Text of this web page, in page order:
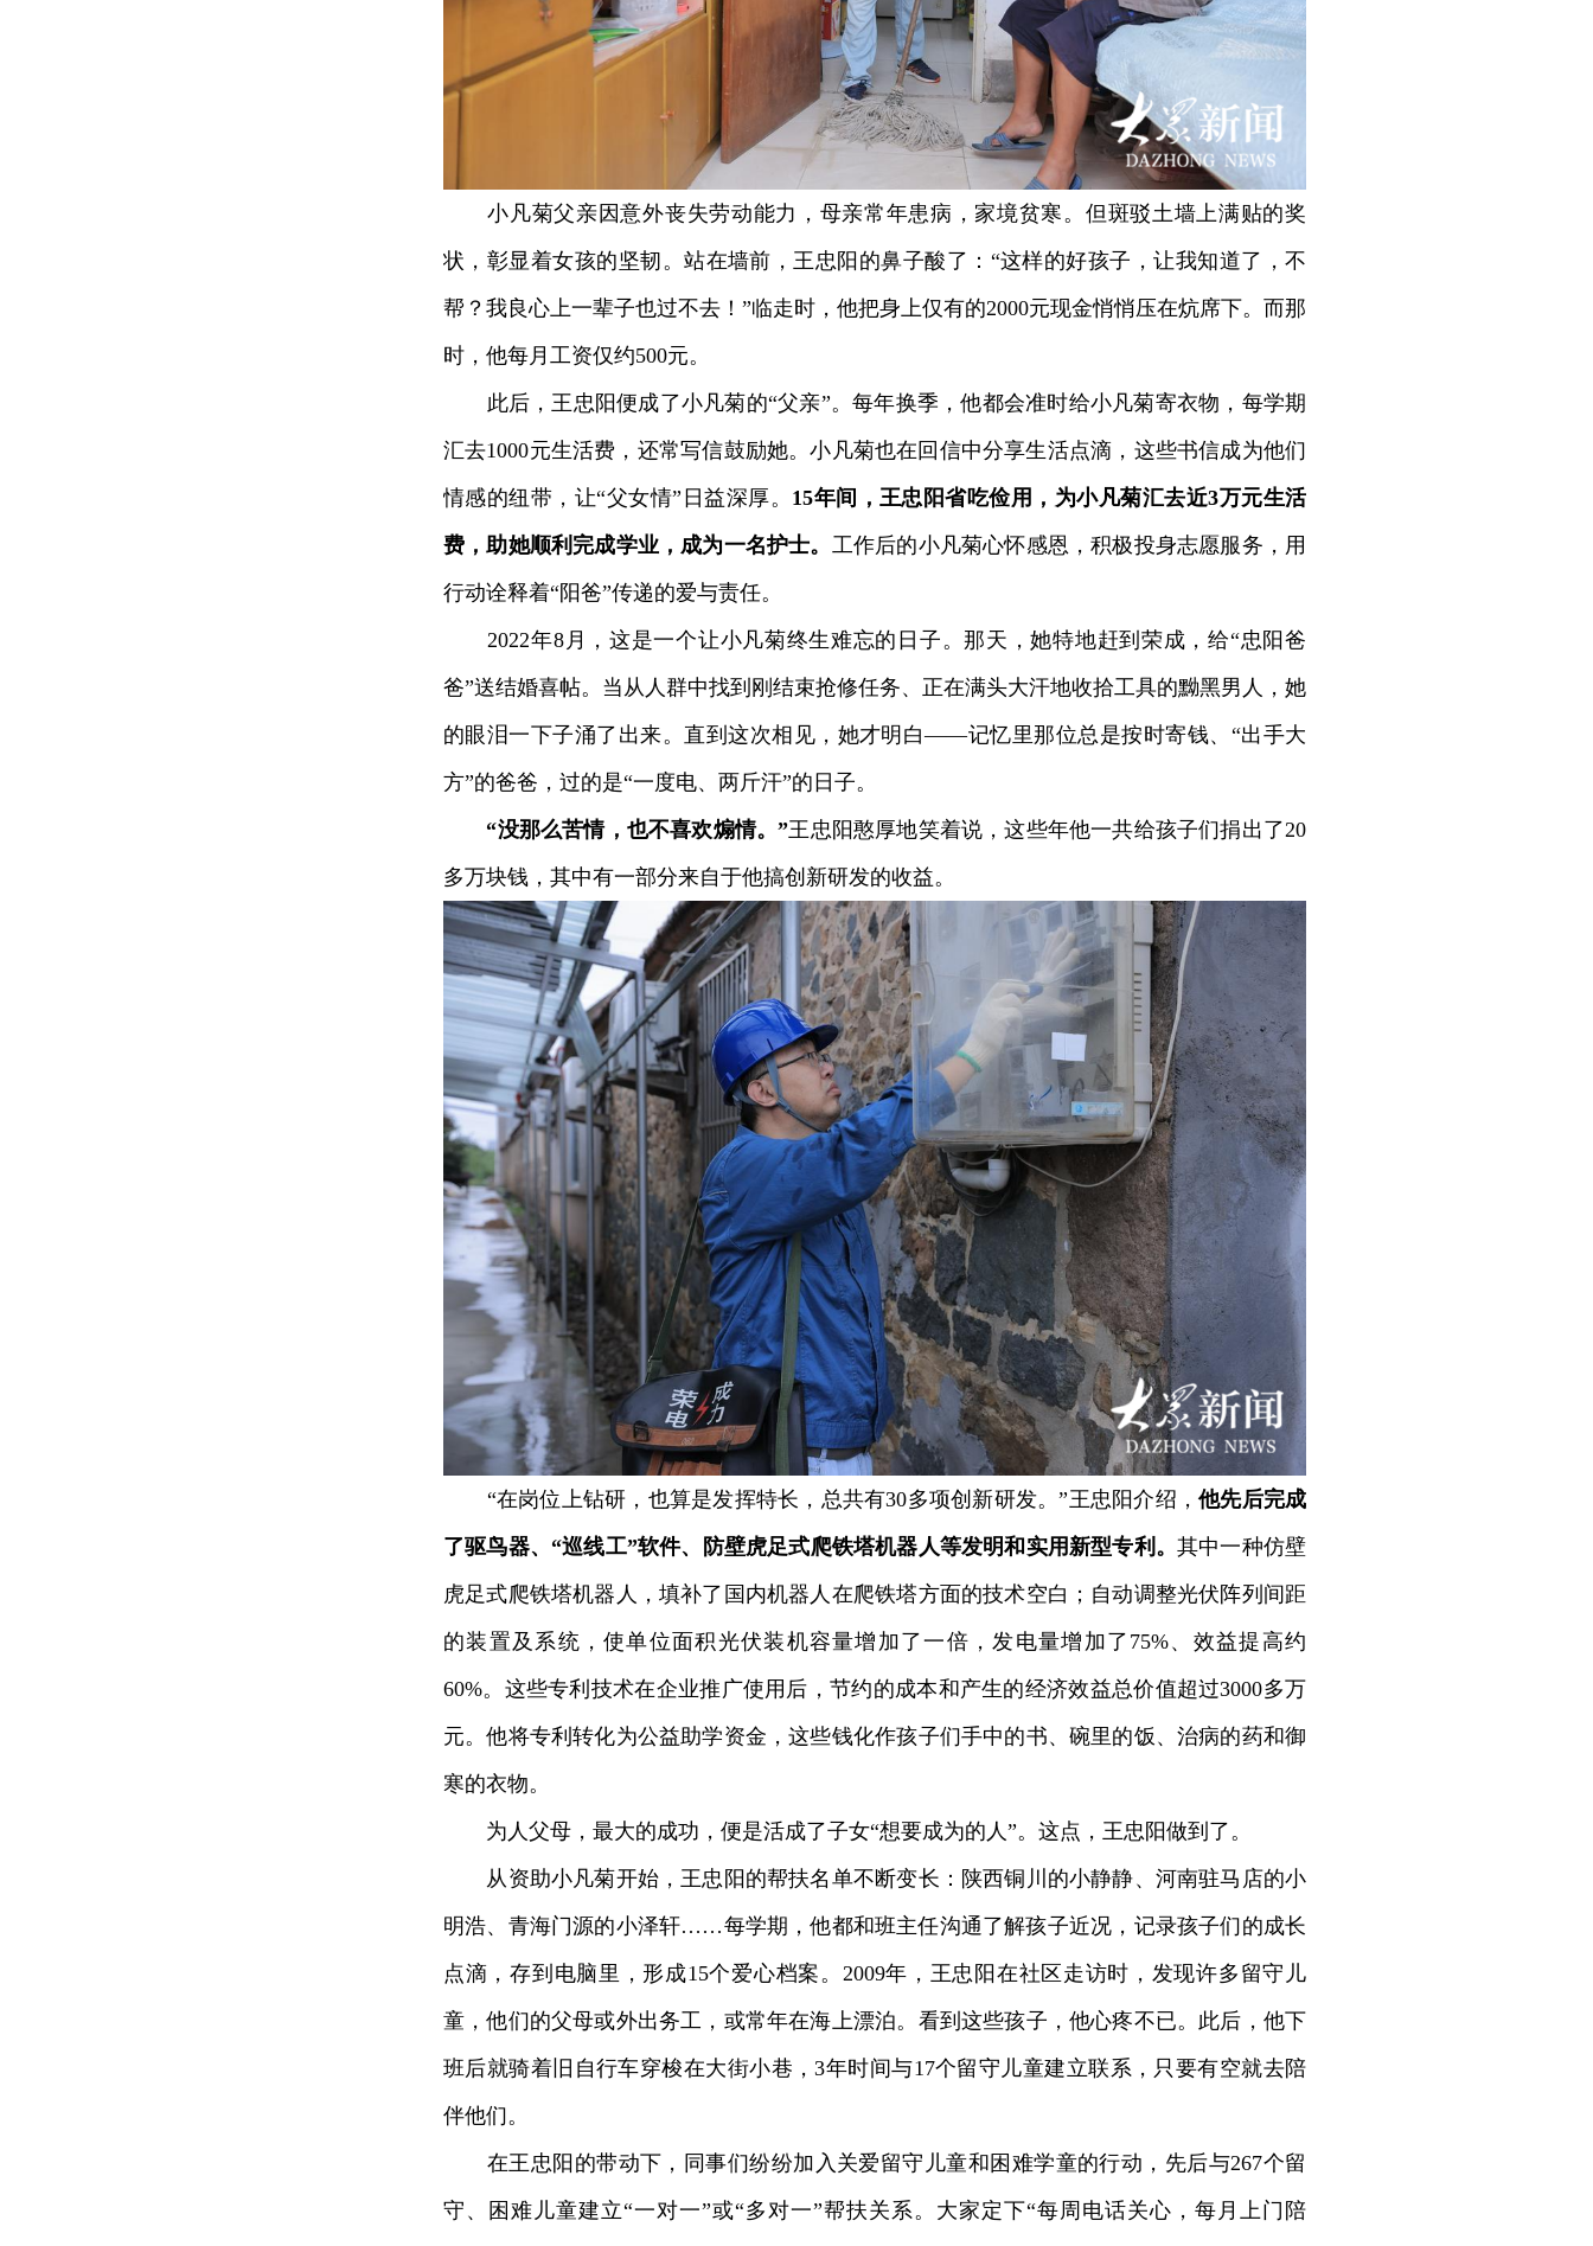
小凡菊父亲因意外丧失劳动能力，母亲常年患病，家境贫寒。但斑驳土墙上满贴的奖
状，彰显着女孩的坚韧。站在墙前，王忠阳的鼻子酸了：“这样的好孩子，让我知道了，不
帮？我良心上一辈子也过不去！”临走时，他把身上仅有的2000元现金悄悄压在炕席下。而那
时，他每月工资仅约500元。
此后，王忠阳便成了小凡菊的“父亲”。每年换季，他都会准时给小凡菊寄衣物，每学期
汇去1000元生活费，还常写信鼓励她。小凡菊也在回信中分享生活点滴，这些书信成为他们
情感的纽带，让“父女情”日益深厚。 15年间，王忠阳省吃俭用，为小凡菊汇去近3万元生活
费，助她顺利完成学业，成为一名护士。 工作后的小凡菊心怀感恩，积极投身志愿服务，用
行动诠释着“阳爸”传递的爱与责任。
2022年8月，这是一个让小凡菊终生难忘的日子。那天，她特地赶到荣成，给“忠阳爸
爸”送结婚喜帖。当从人群中找到刚结束抢修任务、正在满头大汗地收拾工具的黝黑男人，她
的眼泪一下子涌了出来。直到这次相见，她才明白——记忆里那位总是按时寄钱、“出手大
方”的爸爸，过的是“一度电、两斤汗”的日子。
“没那么苦情，也不喜欢煽情。”王忠阳憨厚地笑着说，这些年他一共给孩子们捐出了20
多万块钱，其中有一部分来自于他搞创新研发的收益。
“在岗位上钻研，也算是发挥特长，总共有30多项创新研发。”王忠阳介绍， 他先后完成
了驱鸟器、“巡线工”软件、防壁虎足式爬铁塔机器人等发明和实用新型专利。 其中一种仿壁
虎足式爬铁塔机器人，填补了国内机器人在爬铁塔方面的技术空白；自动调整光伏阵列间距
的装置及系统，使单位面积光伏装机容量增加了一倍，发电量增加了75%、效益提高约
60%。这些专利技术在企业推广使用后，节约的成本和产生的经济效益总价值超过3000多万
元。他将专利转化为公益助学资金，这些钱化作孩子们手中的书、碗里的饭、治病的药和御
寒的衣物。
为人父母，最大的成功，便是活成了子女“想要成为的人”。这点，王忠阳做到了。
从资助小凡菊开始，王忠阳的帮扶名单不断变长：陕西铜川的小静静、河南驻马店的小
明浩、青海门源的小泽轩……每学期，他都和班主任沟通了解孩子近况，记录孩子们的成长
点滴，存到电脑里，形成15个爱心档案。2009年，王忠阳在社区走访时，发现许多留守儿
童，他们的父母或外出务工，或常年在海上漂泊。看到这些孩子，他心疼不已。此后，他下
班后就骑着旧自行车穿梭在大街小巷，3年时间与17个留守儿童建立联系，只要有空就去陪
伴他们。
在王忠阳的带动下，同事们纷纷加入关爱留守儿童和困难学童的行动，先后与267个留
守、困难儿童建立“一对一”或“多对一”帮扶关系。大家定下“每周电话关心，每月上门陪